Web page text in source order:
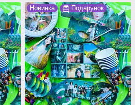
Новинка Подарунок